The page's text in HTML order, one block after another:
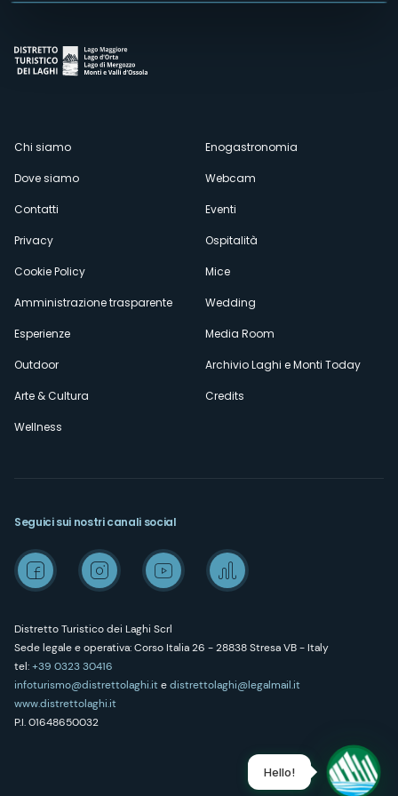
Menù
secondario
Chi siamo
Dove siamo
Contatti
Privacy
Cookie Policy
Amministrazione trasparente
Esperienze
Outdoor
Arte & Cultura
Wellness
Enogastronomia
Webcam
Eventi
Ospitalità
Mice
Wedding
Media Room
Archivio Laghi e Monti Today
Credits
Distretto Turistico dei Laghi Scrl
Sede legale e operativa: Corso Italia 26 - 28838 Stresa VB - Italy
tel:+39 0323 30416
infoturismo@distrettolaghi.itedistrettolaghi@legalmail.it
www.distrettolaghi.it
P.I. 01648650032
Seguici sui nostri canali social